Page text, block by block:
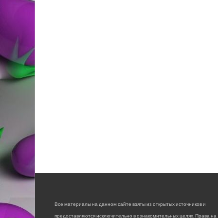
Все материалы на данном сайте взяты из открытых источников и
предоставляются исключительно в ознакомительных целях. Права на